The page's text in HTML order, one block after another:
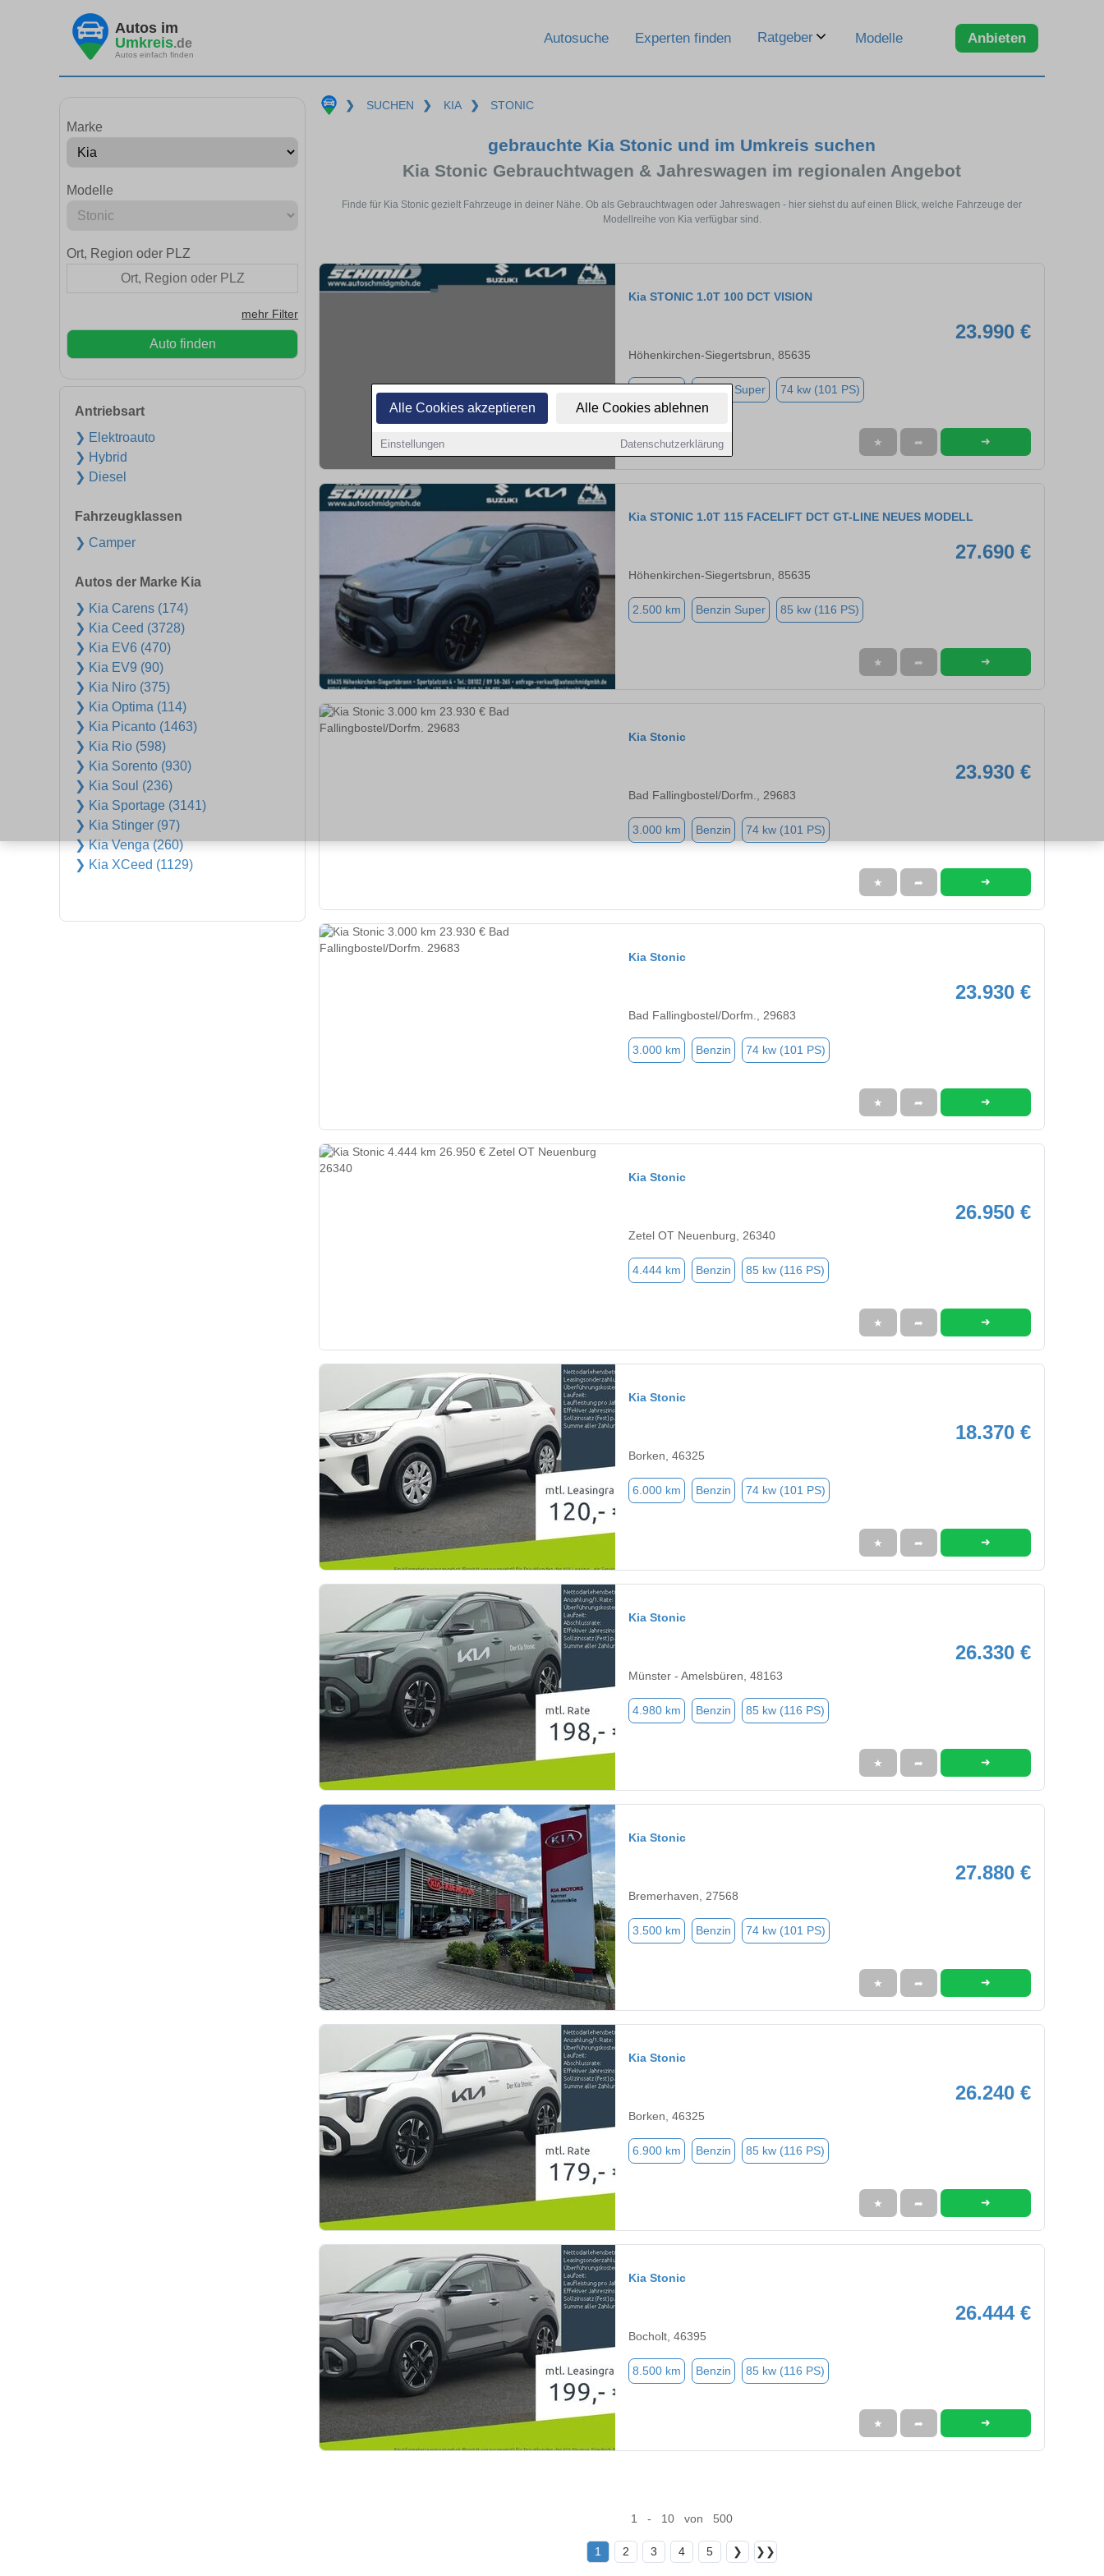
Alle Cookies akzeptieren Alle Cookies ablehnen
Einstellungen Datenschutzerklärung
Autos im
Umkreis.de
Autos einfach finden
Autosuche Experten finden Ratgeber Modelle Anbieten
Marke
Modelle
Ort, Region oder PLZ
mehr Filter
Auto finden
Antriebsart
❯ Elektroauto
❯ Hybrid
❯ Diesel
Fahrzeugklassen
❯ Camper
Autos der Marke Kia
❯ Kia Carens (174)
❯ Kia Ceed (3728)
❯ Kia EV6 (470)
❯ Kia EV9 (90)
❯ Kia Niro (375)
❯ Kia Optima (114)
❯ Kia Picanto (1463)
❯ Kia Rio (598)
❯ Kia Sorento (930)
❯ Kia Soul (236)
❯ Kia Sportage (3141)
❯ Kia Stinger (97)
❯ Kia Venga (260)
❯ Kia XCeed (1129)
❯ SUCHEN ❯ KIA ❯ STONIC
gebrauchte Kia Stonic und im Umkreis suchen
Kia Stonic Gebrauchtwagen & Jahreswagen im regionalen Angebot
Finde für Kia Stonic gezielt Fahrzeuge in deiner Nähe. Ob als Gebrauchtwagen oder Jahreswagen - hier siehst du auf einen Blick, welche Fahrzeuge der
Modellreihe von Kia verfügbar sind.
Kia STONIC 1.0T 100 DCT VISION
23.990 €
Höhenkirchen-Siegertsbrun, 85635
Benzin Super 74 kw (101 PS)
★ ➦ ➜
Kia STONIC 1.0T 115 FACELIFT DCT GT-LINE NEUES MODELL
27.690 €
Höhenkirchen-Siegertsbrun, 85635
2.500 km Benzin Super 85 kw (116 PS)
★ ➦ ➜
Kia Stonic
23.930 €
Bad Fallingbostel/Dorfm., 29683
3.000 km Benzin 74 kw (101 PS)
★ ➦ ➜
Kia Stonic
23.930 €
Bad Fallingbostel/Dorfm., 29683
3.000 km Benzin 74 kw (101 PS)
★ ➦ ➜
Kia Stonic
26.950 €
Zetel OT Neuenburg, 26340
4.444 km Benzin 85 kw (116 PS)
★ ➦ ➜
Kia Stonic
18.370 €
Borken, 46325
6.000 km Benzin 74 kw (101 PS)
★ ➦ ➜
Kia Stonic
26.330 €
Münster - Amelsbüren, 48163
4.980 km Benzin 85 kw (116 PS)
★ ➦ ➜
Kia Stonic
27.880 €
Bremerhaven, 27568
3.500 km Benzin 74 kw (101 PS)
★ ➦ ➜
Kia Stonic
26.240 €
Borken, 46325
6.900 km Benzin 85 kw (116 PS)
★ ➦ ➜
Kia Stonic
26.444 €
Bocholt, 46395
8.500 km Benzin 85 kw (116 PS)
★ ➦ ➜
1 - 10 von 500
1 2 3 4 5 ❯ ❯❯